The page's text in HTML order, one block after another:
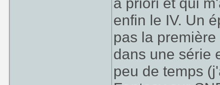
enfin le IV. Un
pas la
dans une série
peu de temps